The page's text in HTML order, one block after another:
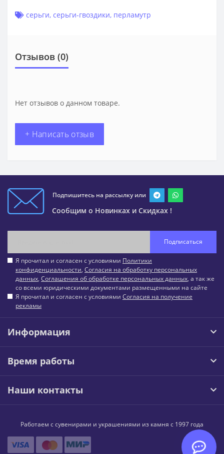
серьги, серьги-гвоздики, перламутр
Отзывов (0)
Нет отзывов о данном товаре.
+ Написать отзыв
Подпишитесь на рассылку или
Сообщим о Новинках и Скидках !
Подписаться
Я прочитал и согласен с условиями Политики
конфиденциальности, Согласия на обработку персональных
данных, Соглашения об обработке персональных данных, а так же
со всеми юридическими документами размещенными на сайте
Я прочитал и согласен с условиями Согласия на получение
рекламы
Информация
Время работы
Наши контакты
Работаем с сувенирами и украшениями из камня с 1997 года